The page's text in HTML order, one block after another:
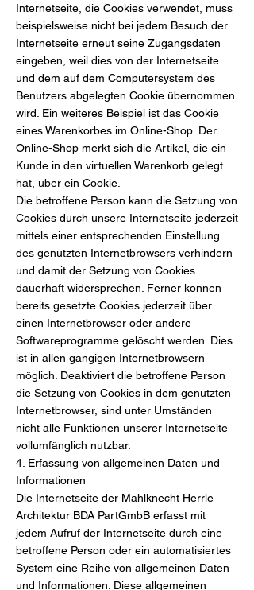
Internetseite, die Cookies verwendet, muss
beispielsweise nicht bei jedem Besuch der
Internetseite erneut seine Zugangsdaten
eingeben, weil dies von der Internetseite
und dem auf dem Computersystem des
Benutzers abgelegten Cookie übernommen
wird. Ein weiteres Beispiel ist das Cookie
eines Warenkorbes im Online-Shop. Der
Online-Shop merkt sich die Artikel, die ein
Kunde in den virtuellen Warenkorb gelegt
hat, über ein Cookie.
Die betroffene Person kann die Setzung von
Cookies durch unsere Internetseite jederzeit
mittels einer entsprechenden Einstellung
des genutzten Internetbrowsers verhindern
und damit der Setzung von Cookies
dauerhaft widersprechen. Ferner können
bereits gesetzte Cookies jederzeit über
einen Internetbrowser oder andere
Softwareprogramme gelöscht werden. Dies
ist in allen gängigen Internetbrowsern
möglich. Deaktiviert die betroffene Person
die Setzung von Cookies in dem genutzten
Internetbrowser, sind unter Umständen
nicht alle Funktionen unserer Internetseite
vollumfänglich nutzbar.
4. Erfassung von allgemeinen Daten und
Informationen
Die Internetseite der Mahlknecht Herrle
Architektur BDA PartGmbB erfasst mit
jedem Aufruf der Internetseite durch eine
betroffene Person oder ein automatisiertes
System eine Reihe von allgemeinen Daten
und Informationen. Diese allgemeinen